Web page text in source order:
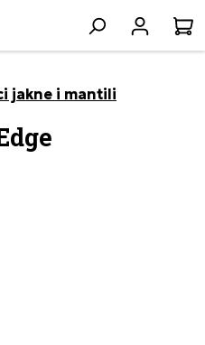
jakne i mantili